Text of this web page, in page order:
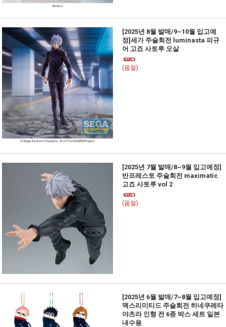
[2025년 8월 발매/9~10월 입고예
정]세가 주술회전 luminasta 피규
어 고죠 사토루 오살
(품절)
[2025년 7월 발매/8~9월 입고예정]
반프레스토 주술회전 maximatic
고죠 사토루 vol 2
(품절)
[2025년 6월 발매/7~8월 입고예정]
맥스리미티드 주술회전 히네쿠레타
야츠라 인형 전 6종 박스 세트 일본
내수용